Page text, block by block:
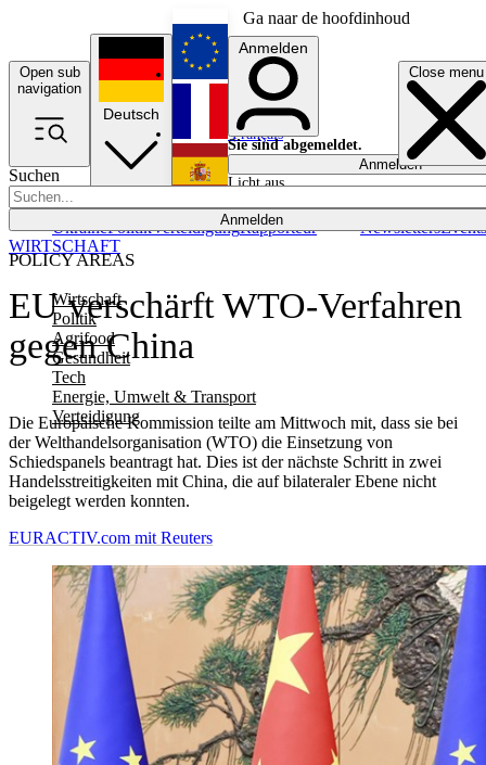
Ga naar de hoofdinhoud
Open sub
navigation
Close menu
Suchen
Anmelden
POLICY AREAS
Wirtschaft
Politik
Agrifood
Gesundheit
Tech
Energie, Umwelt & Transport
Verteidigung
UkrainePolitikVerteidigungRapporteur NewslettersEvents
Deutsch
English
Français
Anmelden
Sie sind abgemeldet.
Anmelden
Licht aus
EU verschärft WTO-Verfahren
gegen China
Die Europäische Kommission teilte am Mittwoch mit, dass sie bei
der Welthandelsorganisation (WTO) die Einsetzung von
Schiedspanels beantragt hat. Dies ist der nächste Schritt in zwei
Handelsstreitigkeiten mit China, die auf bilateraler Ebene nicht
beigelegt werden konnten.
WIRTSCHAFT
EURACTIV.com mit Reuters